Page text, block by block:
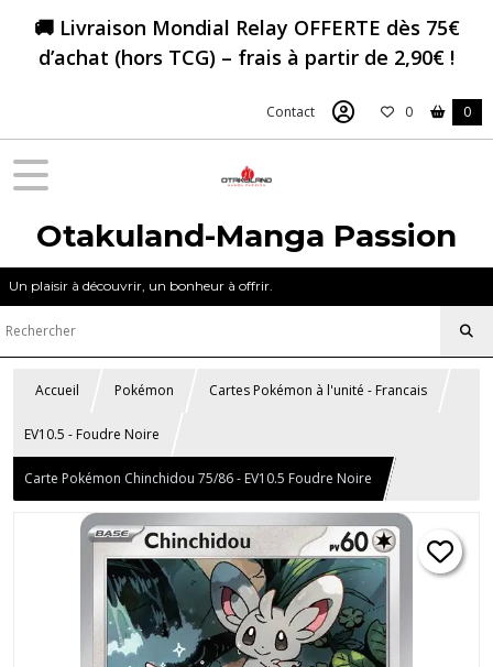
🚚 Livraison Mondial Relay OFFERTE dès 75€
d’achat (hors TCG) – frais à partir de 2,90€ !
Contact 0 0
Otakuland-Manga Passion
Un plaisir à découvrir, un bonheur à offrir.
Accueil Pokémon Cartes Pokémon à l'unité - Francais
EV10.5 - Foudre Noire
Carte Pokémon Chinchidou 75/86 - EV10.5 Foudre Noire